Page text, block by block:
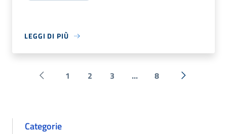
LEGGI DI PIÙ
Pagina precedente
1 2 3 ... 8 Successiva
Categorie